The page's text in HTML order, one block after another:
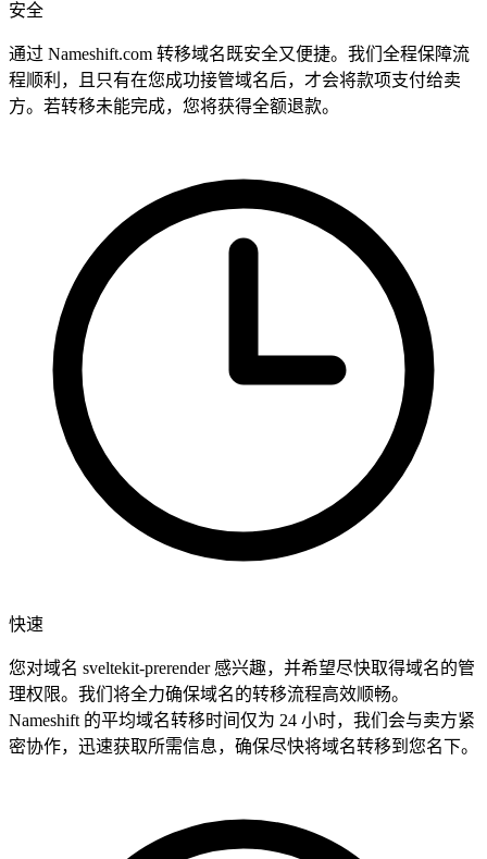
安全
通过 Nameshift.com 转移域名既安全又便捷。我们全程保障流
程顺利，且只有在您成功接管域名后，才会将款项支付给卖
方。若转移未能完成，您将获得全额退款。
快速
您对域名 sveltekit-prerender 感兴趣，并希望尽快取得域名的管
理权限。我们将全力确保域名的转移流程高效顺畅。
Nameshift 的平均域名转移时间仅为 24 小时，我们会与卖方紧
密协作，迅速获取所需信息，确保尽快将域名转移到您名下。